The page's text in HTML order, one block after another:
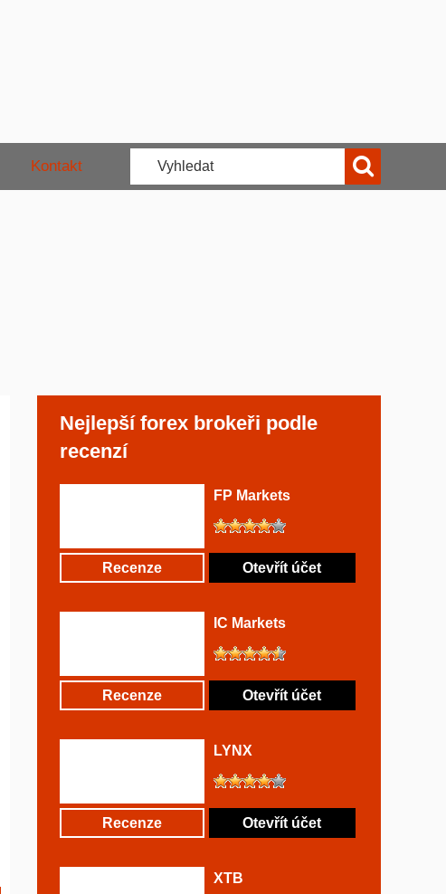
Kontakt
Nejlepší forex brokeři podle
recenzí
FP Markets
Recenze Otevřít účet
IC Markets
Recenze Otevřít účet
LYNX
Recenze Otevřít účet
XTB